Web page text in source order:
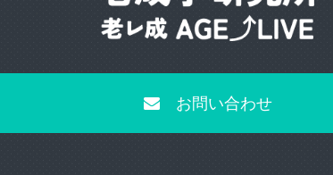
お問い合わせ